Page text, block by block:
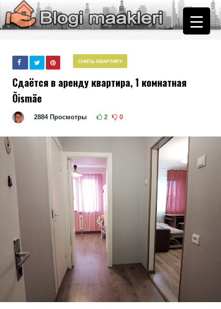
СНЯТЬ КВАРТИРУ
Сдаётся в аренду квартира, 1 комнатная
Õismäe
2884 Просмотры 2 0